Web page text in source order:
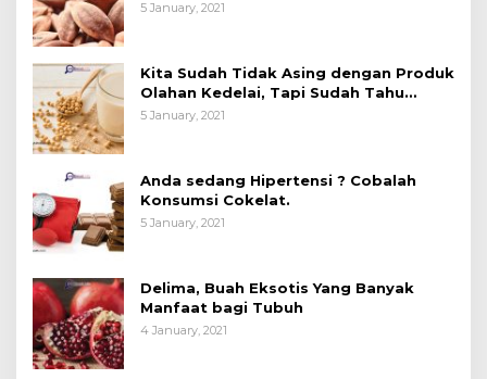
Kue)
5 January, 2021
Kita Sudah Tidak Asing dengan Produk
Olahan Kedelai, Tapi Sudah Tahu
Manfaatnya untuk Kesehatan?
5 January, 2021
Anda sedang Hipertensi ? Cobalah
Konsumsi Cokelat.
5 January, 2021
Delima, Buah Eksotis Yang Banyak
Manfaat bagi Tubuh
4 January, 2021